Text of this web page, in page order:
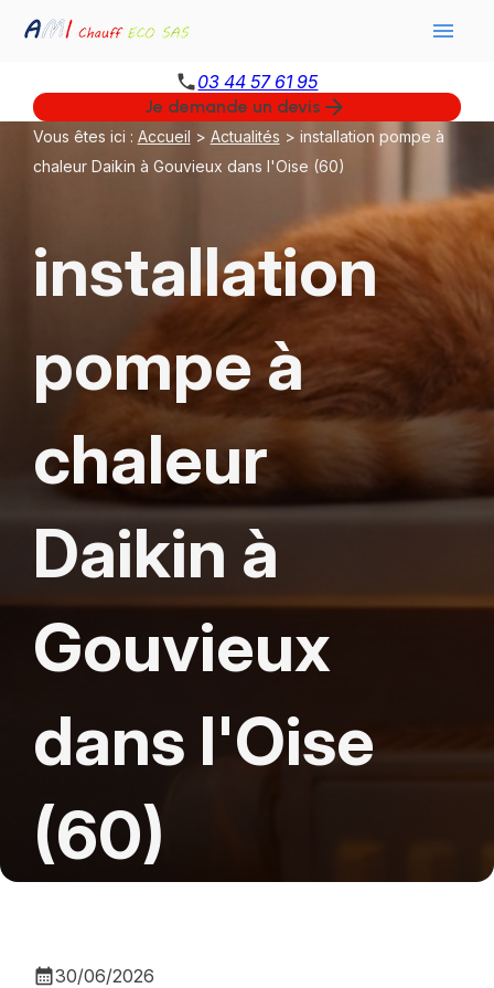
menu
phone03 44 57 61 95
Je demande un devis arrow_forward
Vous êtes ici : Accueil > Actualités > installation pompe à
chaleur Daikin à Gouvieux dans l'Oise (60)
installation
pompe à
chaleur
Daikin à
Gouvieux
dans l'Oise
(60)
calendar_month30/06/2026